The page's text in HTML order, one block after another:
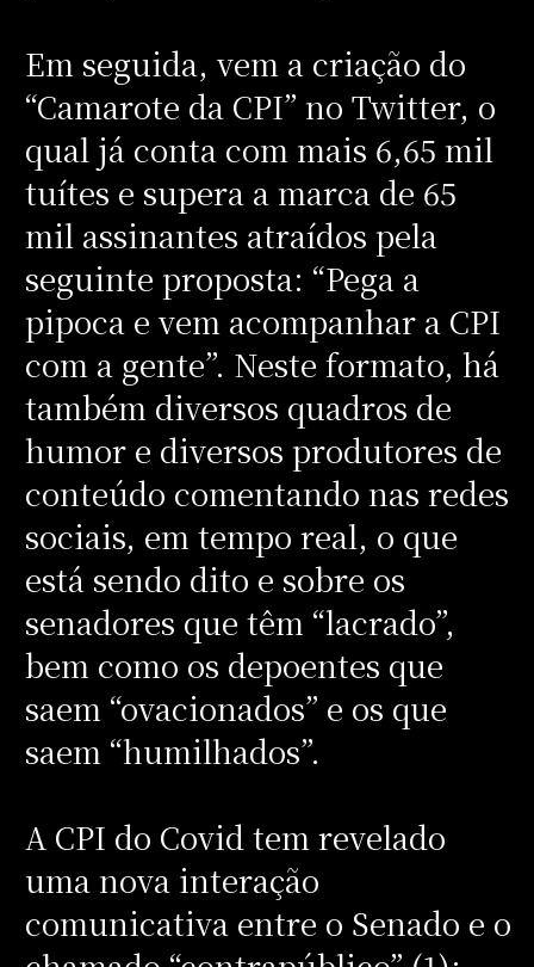
Em seguida, vem a criação do
“Camarote da CPI” no Twitter, o
qual já conta com mais 6,65 mil
tuítes e supera a marca de 65
mil assinantes atraídos pela
seguinte proposta: “Pega a
pipoca e vem acompanhar a CPI
com a gente”. Neste formato, há
também diversos quadros de
humor e diversos produtores de
conteúdo comentando nas redes
sociais, em tempo real, o que
está sendo dito e sobre os
senadores que têm “lacrado”,
bem como os depoentes que
saem “ovacionados” e os que
saem “humilhados”.
A CPI do Covid tem revelado
uma nova interação
comunicativa entre o Senado e o